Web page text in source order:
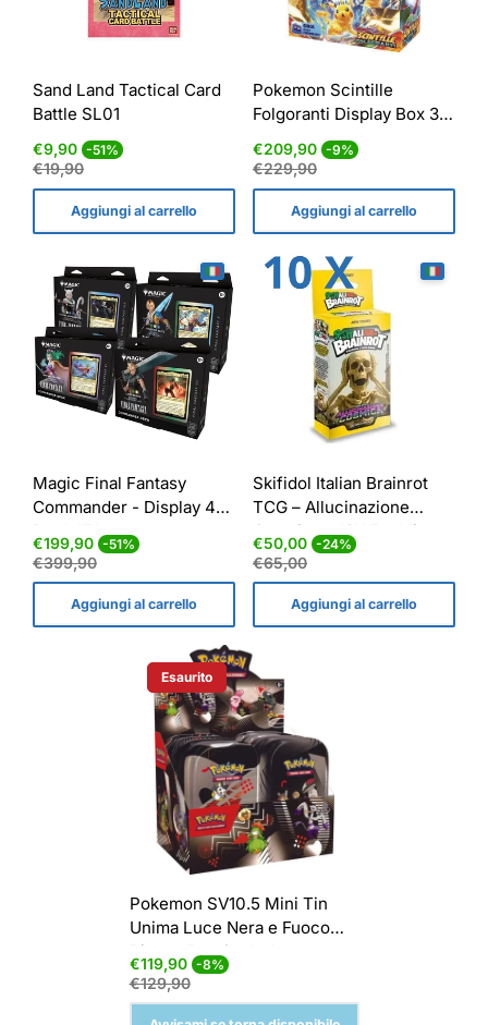
Sand Land Tactical Card
Battle SL01
Prezzo
di
vendita
€9,90 -51% Prezzo
€19,90
Aggiungi al carrello
Pokemon Scintille
Folgoranti Display Box 36
Bustine ITA
Prezzo
di
vendita
€209,90 -9% Prezzo
€229,90
Aggiungi al carrello
Magic Final Fantasy
Commander - Display 4
Deck ITA
Prezzo
di
vendita
€199,90 -51% Prezzo
€399,90
Aggiungi al carrello
Skifidol Italian Brainrot
TCG – Allucinazione
Cosmica – 10X Ecoblister
3 Pack
Prezzo
di
vendita
€50,00 -24% Prezzo
€65,00
Aggiungi al carrello
Etichetta Del Prodotto:
Esaurito
Pokemon SV10.5 Mini Tin
Unima Luce Nera e Fuoco
Bianco Box Sealed
Prezzo
di
vendita
€119,90 -8% Prezzo
€129,90